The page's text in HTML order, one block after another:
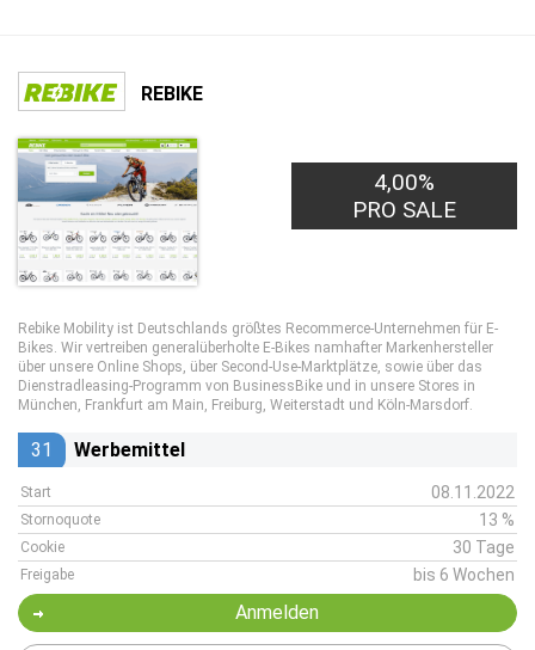
REBIKE
4,00%
PRO SALE
Rebike Mobility ist Deutschlands größtes Recommerce-Unternehmen für E-
Bikes. Wir vertreiben generalüberholte E-Bikes namhafter Markenhersteller
über unsere Online Shops, über Second-Use-Marktplätze, sowie über das
Dienstradleasing-Programm von BusinessBike und in unsere Stores in
München, Frankfurt am Main, Freiburg, Weiterstadt und Köln-Marsdorf.
31 Werbemittel
Start 08.11.2022
Stornoquote 13 %
Cookie 30 Tage
Freigabe bis 6 Wochen
Anmelden